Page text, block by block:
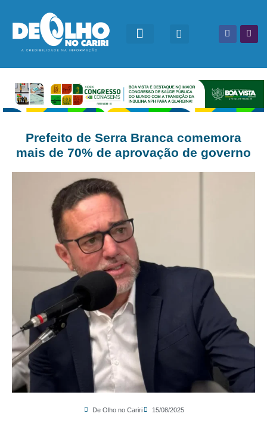
Prefeito de Serra Branca comemora
mais de 70% de aprovação de governo
De Olho no Cariri 15/08/2025